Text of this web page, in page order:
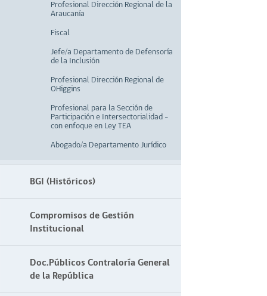
Profesional Dirección Regional de la
Araucanía
Fiscal
Jefe/a Departamento de Defensoría
de la Inclusión
Profesional Dirección Regional de
OHiggins
Profesional para la Sección de
Participación e Intersectorialidad –
con enfoque en Ley TEA
Abogado/a Departamento Jurídico
BGI (Históricos)
Compromisos de Gestión
Institucional
Doc.Públicos Contraloría General
de la República